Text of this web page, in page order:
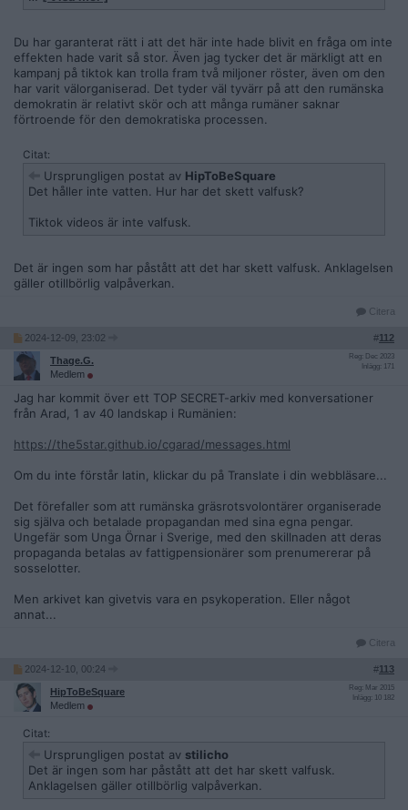
och ska alltså inte kunna leda till riktig valpåverkan givetvis i
en korrupt maffiastat som får Grekland att rodna.
Att skära bort hela en patients huvud på grund av någon har
ett ofarligt födelsemärke i pannan är givetvis ett svepskäl för
att döda person i fråga och den riktiga "felaktiga
informationen". Sen om någon verkligen är så korkad att man
inte ser igenom det hela är ju en möjlighet, men troligen är
mörkermänniskor.
Du har garanterat rätt i att det här inte hade blivit en fråga om inte
effekten hade varit så stor. Även jag tycker det är märkligt att en
kampanj på tiktok kan trolla fram två miljoner röster, även om den
har varit välorganiserad. Det tyder väl tyvärr på att den rumänska
demokratin är relativt skör och att många rumäner saknar
förtroende för den demokratiska processen.
Citat:
Ursprungligen postat av HipToBeSquare
Det håller inte vatten. Hur har det skett valfusk?
Tiktok videos är inte valfusk.
Det är ingen som har påstått att det har skett valfusk. Anklagelsen
gäller otillbörlig valpåverkan.
Citera
2024-12-09, 23:02 #112
Thage.G.
Medlem
Reg: Dec 2023
Inlägg: 171
Jag har kommit över ett TOP SECRET-arkiv med konversationer
från Arad, 1 av 40 landskap i Rumänien:
https://the5star.github.io/cgarad/messages.html
Om du inte förstår latin, klickar du på Translate i din webbläsare...
Det förefaller som att rumänska gräsrotsvolontärer organiserade
sig själva och betalade propagandan med sina egna pengar.
Ungefär som Unga Örnar i Sverige, med den skillnaden att deras
propaganda betalas av fattigpensionärer som prenumererar på
sosselotter.
Men arkivet kan givetvis vara en psykoperation. Eller något
annat...
Citera
2024-12-10, 00:24 #113
HipToBeSquare
Medlem
Reg: Mar 2015
Inlägg: 10 182
Citat:
Ursprungligen postat av stilicho
Det är ingen som har påstått att det har skett valfusk.
Anklagelsen gäller otillbörlig valpåverkan.